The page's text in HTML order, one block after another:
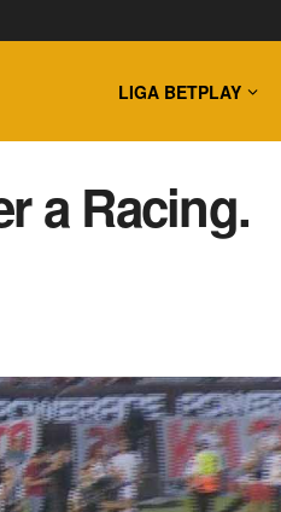
LIGA BETPLAY
a Racing.